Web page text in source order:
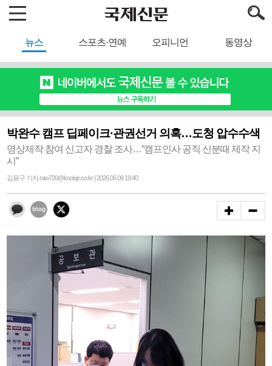
뉴스 스포츠·연예 오피니언 동영상
박완수 캠프 딥페이크·관권선거 의혹…도청 압수수색
영상제작 참여 신고자 경찰 조사…“캠프인사 공직 신분때 제작 지
시”
김용구 기자 raw720@kookje.co.kr | 2026.06.09 19:40